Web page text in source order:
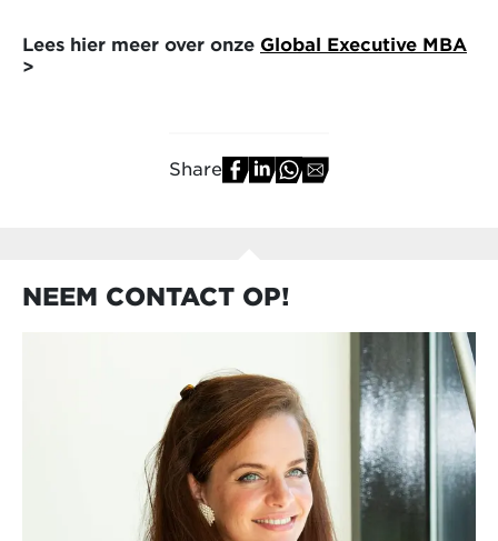
Lees hier meer over onze Global Executive MBA
>
Share
NEEM CONTACT OP!